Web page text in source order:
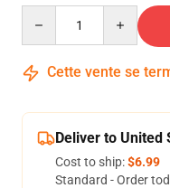
Cette vente se
Deliver to United
Cost to ship:$6.99
Standard - Order